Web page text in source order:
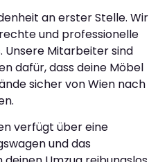
an erster Stelle. Wir
und professionelle
Unsere Mitarbeiter sind
dafür, dass deine Möbel
sicher von Wien nach
verfügt über eine
und das